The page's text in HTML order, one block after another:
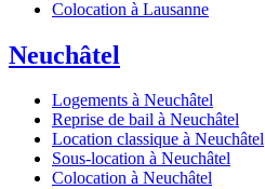
Colocation à Lausanne
Neuchâtel
Logements à Neuchâtel
Reprise de bail à Neuchâtel
Location classique à Neuchâtel
Sous-location à Neuchâtel
Colocation à Neuchâtel